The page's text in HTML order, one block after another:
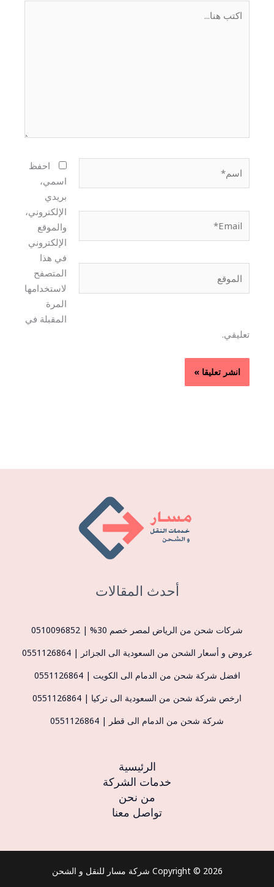
هنا...
احفظ
اسمي،
بريدي
الإلكتروني،
والموقع
الإلكتروني
في هذا
المتصفح
لاستخدامها
المرة
المقبلة في
تعليقي.
أحدث المقالات
شركات شحن من الرياض لمصر خصم 30% | 0510096852
عروض و أسعار الشحن من السعودية الى الجزائر | 0551126864
افضل شركة شحن من الدمام الى الكويت | 0551126864
ارخص شركة شحن من السعودية الى تركيا | 0551126864
شركة شحن من الدمام الى قطر | 0551126864
الرئيسية
خدمات الشركة
من نحن
تواصل معنا
Copyright © 2026 شركة مسار للنقل و الشحن